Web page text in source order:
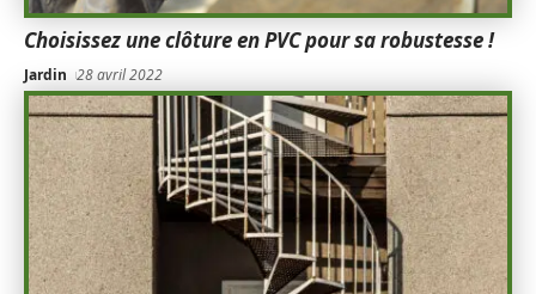
Choisissez une clôture en PVC pour sa robustesse !
Jardin 28 avril 2022